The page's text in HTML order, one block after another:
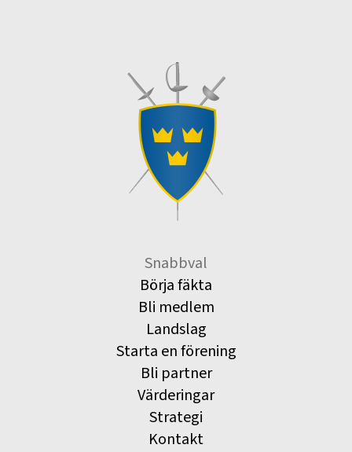
Snabbval
Börja fäkta
Bli medlem
Landslag
Starta en förening
Bli partner
Värderingar
Strategi
Kontakt